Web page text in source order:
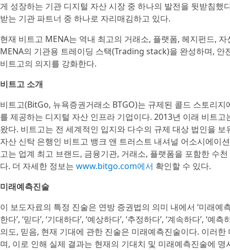
게 성장하는 기관 디지털 자산 시장 중 하나의 발전을 뒷받침
받는 기관 파트너 중 하나로 자리매김하고 있다.
현재 비트고 MENA는 역내 최고의 거래소, 플랫폼, 헤지펀드,
MENA의 기관용 트레이딩 스택(Trading stack)을 완성하며,
비트고의 의지를 강화한다.
비트고 소개
비트고(BitGo, 뉴욕증권거래소 BTGO)는 규제된 콜드 스토리
를 제공하는 디지털 자산 인프라 기업이다. 2013년 이래 비트
왔다. 비트고는 전 세계적인 입지와 다수의 규제 대상 법인을
자산 신탁 은행인 비트고 뱅크 앤 트러스트 내셔널 어소시에
고는 업계 최고 브랜드, 금융기관, 거래소, 플랫폼을 포함한 수
다. 더 자세한 정보는 www.bitgo.com에서 확인할 수 있다.
미래예측진술
이 보도자료의 특정 진술은 연방 증권법의 의미 내에서 ‘미래예측
한다’, ‘믿다’, ‘기대하다’, ‘예상하다’, ‘추정하다’, ‘계속하다’, ‘
의도, 믿음, 현재 기대에 관한 진술은 미래예측진술이다. 이러
며, 이로 인해 실제 결과는 현재의 기대치 및 미래예측진술에